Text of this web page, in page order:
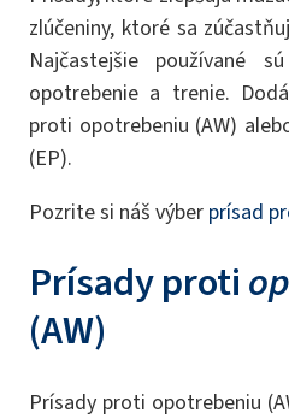
zlúčeniny, ktoré sa
Najčastejšie používané
opotrebenie a trenie.
proti opotrebeniu (AW)
(EP).
Pozrite si náš výber prísad
Prísady proti
(AW)
Prísady proti opotrebeniu